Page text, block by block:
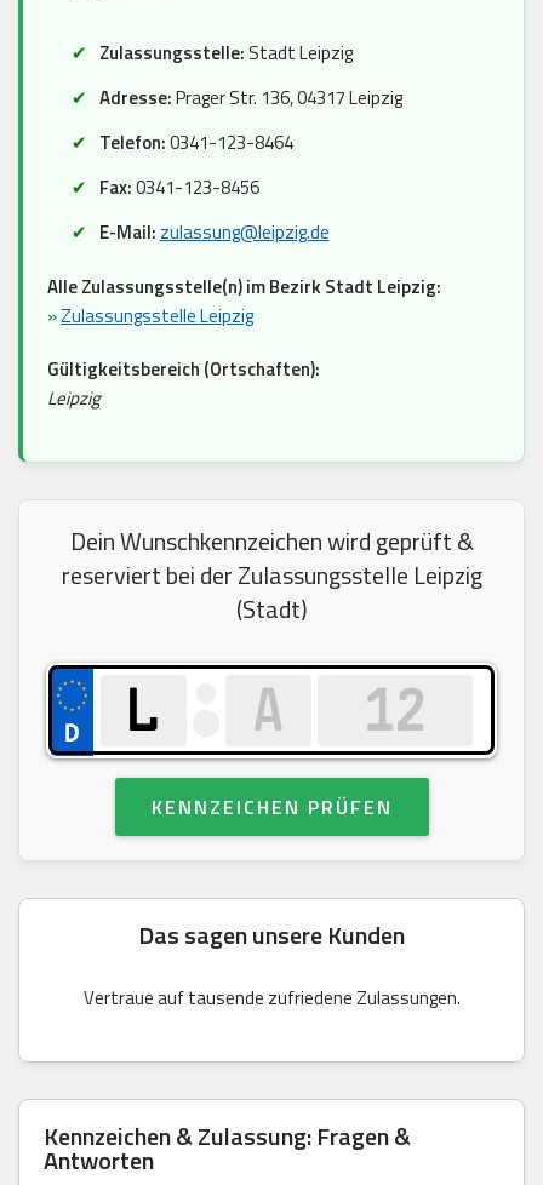
Zulassungsstelle: Stadt Leipzig
Adresse:Prager Str. 136, 04317 Leipzig
Telefon:0341-123-8464
Fax:0341-123-8456
E-Mail: zulassung@leipzig.de
Alle Zulassungsstelle(n) im Bezirk Stadt Leipzig:
»Zulassungsstelle Leipzig
Gültigkeitsbereich (Ortschaften):
Leipzig
Dein Wunschkennzeichen wird geprüft &
reserviert bei der Zulassungsstelle Leipzig
(Stadt)
KENNZEICHEN PRÜFEN
Das sagen unsere Kunden
Vertraue auf tausende zufriedene Zulassungen.
Kennzeichen & Zulassung: Fragen &
Antworten